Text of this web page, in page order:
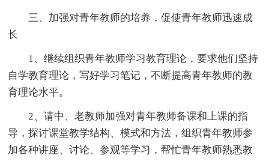
三、加强对青年教师的培养，促使青年教师迅速成
长
1、继续组织青年教师学习教育理论，要求他们坚持
自学教育理论，写好学习笔记，不断提高青年教师的教
育理论水平。
2、请中、老教师加强对青年教师备课和上课的指
导，探讨课堂教学结构、模式和方法，组织青年教师参
加各种讲座、讨论、参观等学习，帮忙青年教师熟悉教